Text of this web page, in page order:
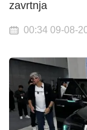
zavrtnja
00:34 09-08-